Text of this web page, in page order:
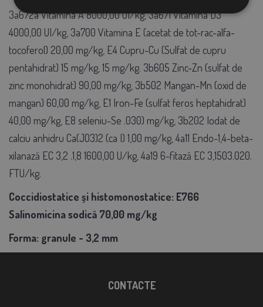
3a672a Vitamina A 8000,00 UI/kg, 3a671 Vitamina D3
4000,00 UI/kg, 3a700 Vitamina E (acetat de tot-rac-alfa-
tocoferol) 20,00 mg/kg, E4 Cupru-Cu (Sulfat de cupru
pentahidrat) 15 mg/kg, 15 mg/kg. 3b605 Zinc-Zn (sulfat de
zinc monohidrat) 90,00 mg/kg, 3b502 Mangan-Mn (oxid de
mangan) 60,00 mg/kg, E1 Iron-Fe (sulfat feros heptahidrat)
40,00 mg/kg, E8 seleniu-Se .030) mg/kg, 3b202 Iodat de
calciu anhidru Ca(JO3)2 (ca I) 1,00 mg/kg, 4a11 Endo-1,4-beta-
xilanază EC 3,2 .1,8 1600,00 U/kg, 4a19 6-fitază EC 3,1503.020.
FTU/kg.
Coccidiostatice și histomonostatice: E766
Salinomicina sodică 70,00 mg/kg
Forma: granule - 3,2 mm
CONTACTE